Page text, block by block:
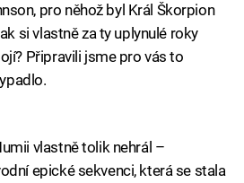
pro něhož byl Král Škorpion
si vlastně za ty uplynulé roky
Připravili jsme pro vás to
to fetch
vlastně tolik nehrál –
epické sekvenci, která se stala